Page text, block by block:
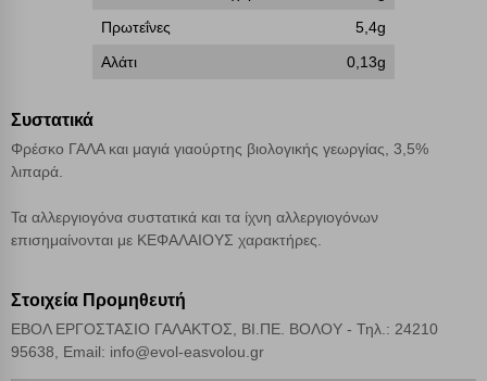
Πρωτεΐνες
5,4g
Αλάτι
0,13g
Συστατικά
Φρέσκο ΓΑΛΑ και μαγιά γιαούρτης βιολογικής γεωργίας, 3,5%
λιπαρά.
Τα αλλεργιογόνα συστατικά και τα ίχνη αλλεργιογόνων
επισημαίνονται με ΚΕΦΑΛΑΙΟΥΣ χαρακτήρες.
Στοιχεία Προμηθευτή
ΕΒΟΛ ΕΡΓΟΣΤΑΣΙΟ ΓΑΛΑΚΤΟΣ, ΒΙ.ΠΕ. ΒΟΛΟΥ - Τηλ.: 24210
95638, Email: info@evol-easvolou.gr